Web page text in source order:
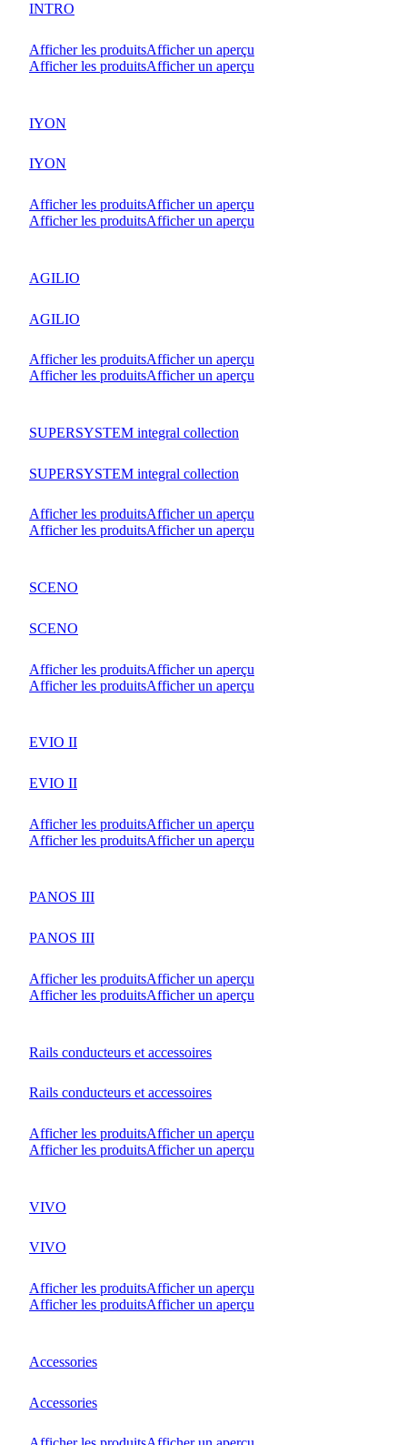
INTRO
Afficher les produitsAfficher un aperçu
Afficher les produitsAfficher un aperçu
IYON
IYON
Afficher les produitsAfficher un aperçu
Afficher les produitsAfficher un aperçu
AGILIO
AGILIO
Afficher les produitsAfficher un aperçu
Afficher les produitsAfficher un aperçu
SUPERSYSTEM integral collection
SUPERSYSTEM integral collection
Afficher les produitsAfficher un aperçu
Afficher les produitsAfficher un aperçu
SCENO
SCENO
Afficher les produitsAfficher un aperçu
Afficher les produitsAfficher un aperçu
EVIO II
EVIO II
Afficher les produitsAfficher un aperçu
Afficher les produitsAfficher un aperçu
PANOS III
PANOS III
Afficher les produitsAfficher un aperçu
Afficher les produitsAfficher un aperçu
Rails conducteurs et accessoires
Rails conducteurs et accessoires
Afficher les produitsAfficher un aperçu
Afficher les produitsAfficher un aperçu
VIVO
VIVO
Afficher les produitsAfficher un aperçu
Afficher les produitsAfficher un aperçu
Accessories
Accessories